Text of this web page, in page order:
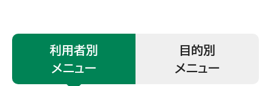
利用者別
メニュー
目的別
メニュー